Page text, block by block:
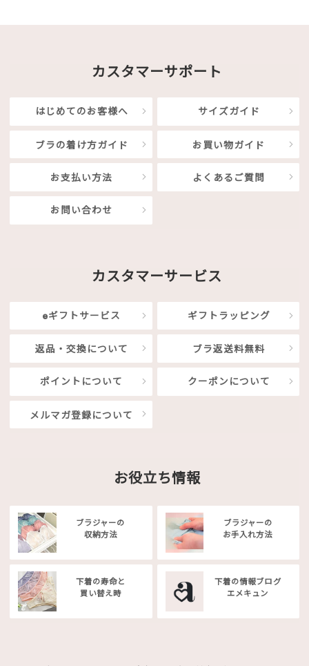
カスタマーサポート
はじめてのお客様へ サイズガイド
ブラの着け方ガイド お買い物ガイド
お支払い方法 よくあるご質問
お問い合わせ
カスタマーサービス
eギフトサービス ギフトラッピング
返品・交換について ブラ返送料無料
ポイントについて クーポンについて
メルマガ登録について
お役立ち情報
ブラジャーの
収納方法
ブラジャーの
お手入れ方法
下着の寿命と
買い替え時
下着の情報ブログ
エメキュン